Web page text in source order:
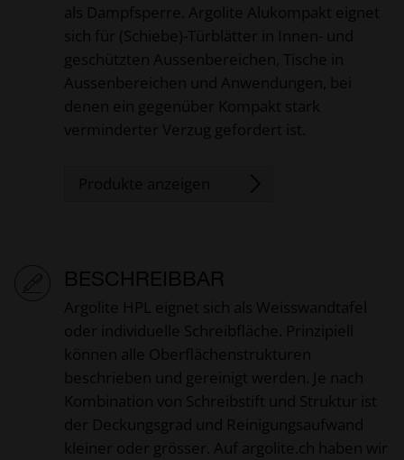
als Dampfsperre. Argolite Alukompakt eignet
sich für (Schiebe)-Türblätter in Innen- und
geschützten Aussenbereichen, Tische in
Aussenbereichen und Anwendungen, bei
denen ein gegenüber Kompakt stark
verminderter Verzug gefordert ist.
BESCHREIBBAR
Argolite HPL eignet sich als Weisswandtafel
oder individuelle Schreibfläche. Prinzipiell
können alle Oberflächenstrukturen
beschrieben und gereinigt werden. Je nach
Kombination von Schreibstift und Struktur ist
der Deckungsgrad und Reinigungsaufwand
kleiner oder grösser. Auf argolite.ch haben wir